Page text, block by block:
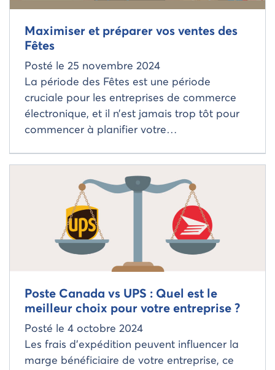
Maximiser et préparer vos ventes des
Fêtes
Posté le 25 novembre 2024
La période des Fêtes est une période
cruciale pour les entreprises de commerce
électronique, et il n’est jamais trop tôt pour
commencer à planifier votre…
Poste Canada vs UPS : Quel est le
meilleur choix pour votre entreprise ?
Posté le 4 octobre 2024
Les frais d’expédition peuvent influencer la
marge bénéficiaire de votre entreprise, ce